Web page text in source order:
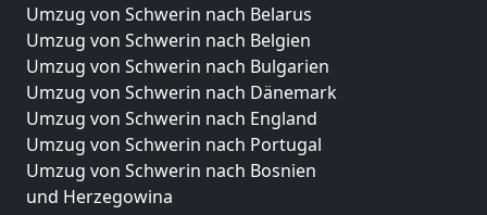
Umzug von Schwerin nach Belarus
Umzug von Schwerin nach Belgien
Umzug von Schwerin nach Bulgarien
Umzug von Schwerin nach Dänemark
Umzug von Schwerin nach England
Umzug von Schwerin nach Portugal
Umzug von Schwerin nach Bosnien
und Herzegowina